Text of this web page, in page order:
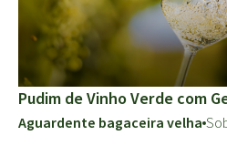
Pudim de Vinho Verde com
Aguardente bagaceira velha